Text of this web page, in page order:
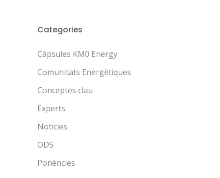
Categories
Càpsules KM0 Energy
Comunitats Energètiques
Conceptes clau
Experts
Notícies
ODS
Ponències